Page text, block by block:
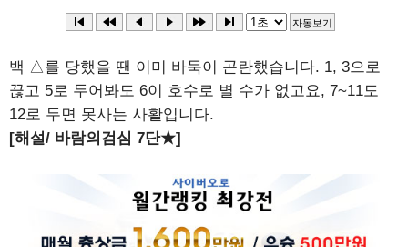
백 △를 당했을 땐 이미 바둑이 곤란했습니다. 1, 3으로
끊고 5로 두어봐도 6이 호수로 별 수가 없고요, 7~11도
12로 두면 못사는 사활입니다.
[해설/ 바람의검심 7단★]